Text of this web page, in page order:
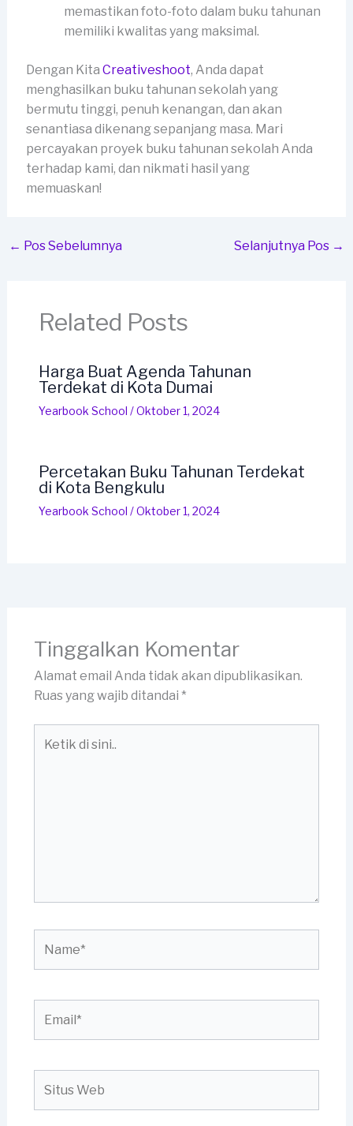
memastikan foto-foto dalam buku tahunan
memiliki kwalitas yang maksimal.
Dengan Kita Creativeshoot, Anda dapat
menghasilkan buku tahunan sekolah yang
bermutu tinggi, penuh kenangan, dan akan
senantiasa dikenang sepanjang masa. Mari
percayakan proyek buku tahunan sekolah Anda
terhadap kami, dan nikmati hasil yang
memuaskan!
← Pos Sebelumnya Selanjutnya Pos →
Related Posts
Harga Buat Agenda Tahunan
Terdekat di Kota Dumai
Yearbook School /Oktober 1, 2024
Percetakan Buku Tahunan Terdekat
di Kota Bengkulu
Yearbook School /Oktober 1, 2024
Tinggalkan Komentar
Alamat email Anda tidak akan dipublikasikan.
Ruas yang wajib ditandai *
Web